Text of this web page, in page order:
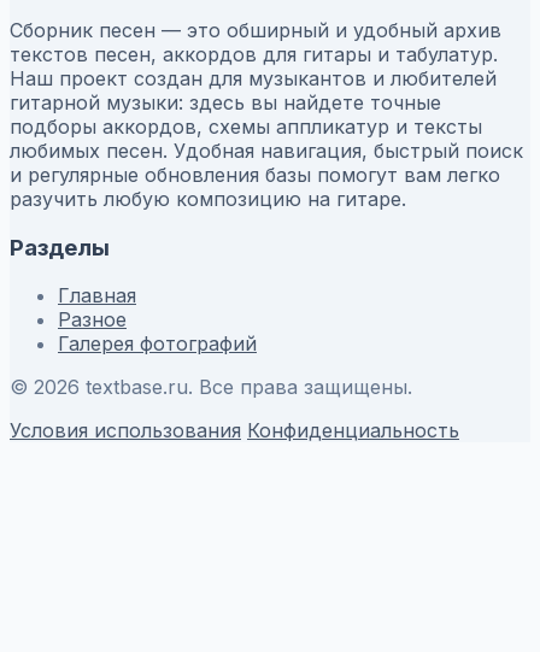
Сборник песен — это обширный и удобный архив
текстов песен, аккордов для гитары и табулатур.
Наш проект создан для музыкантов и любителей
гитарной музыки: здесь вы найдете точные
подборы аккордов, схемы аппликатур и тексты
любимых песен. Удобная навигация, быстрый поиск
и регулярные обновления базы помогут вам легко
разучить любую композицию на гитаре.
Разделы
Главная
Разное
Галерея фотографий
© 2026 textbase.ru. Все права защищены.
Условия использования Конфиденциальность